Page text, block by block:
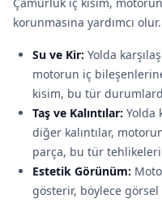
korunmasına yardımcı
Su ve Kir: Yolda
motorun iç
kisim, bu tür
Taş ve Kalıntılar: Yolda
diğer kalıntılar,
parça, bu tür
Estetik Görünüm:
gösterir, böylece